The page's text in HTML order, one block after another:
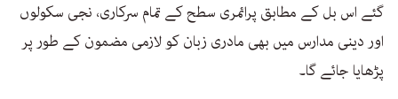
گئے اس بل کے مطابق پرائمری سطح کے تمام سرکاری، نجی سکولوں
اور دینی مدارس میں بھی مادری زبان کو لازمی مضمون کے طور پر
پڑھایا جائے گا۔